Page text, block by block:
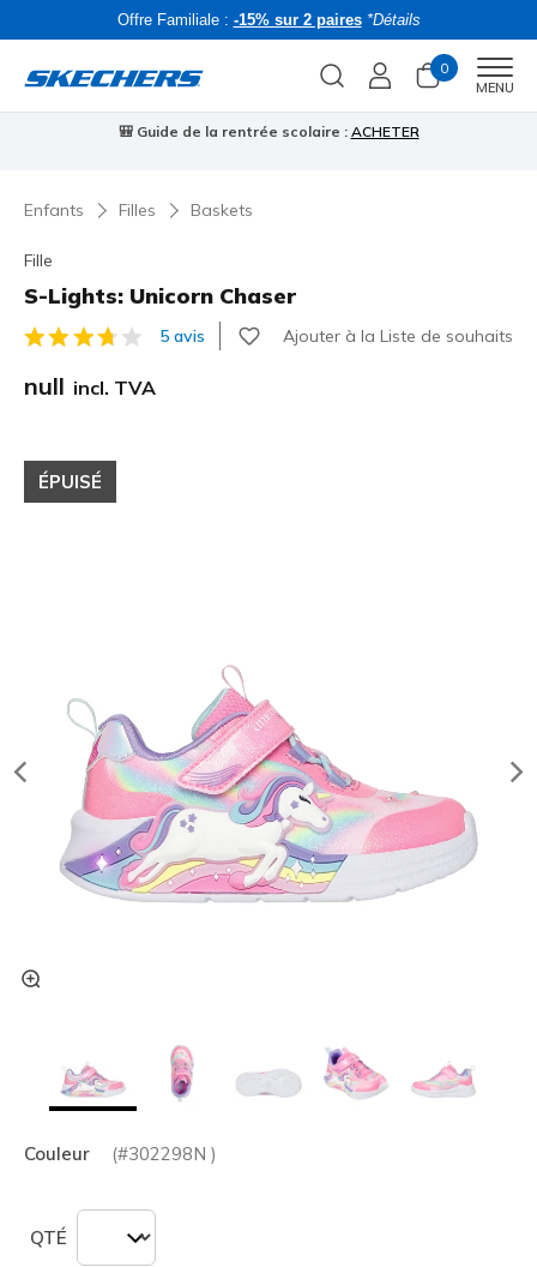
Offre Familiale : -15% sur 2 paires *Détails
0
MENU
Skechers VIP :retours sous 45 jours pour les membres
Enfants Filles Baskets
Fille
S-Lights: Unicorn Chaser
Évaluation client 3.1 sur 5
5 avis Ajouter à la Liste de souhaits
null incl. TVA
ÉPUISÉ
Couleur (#302298N )
QTÉ